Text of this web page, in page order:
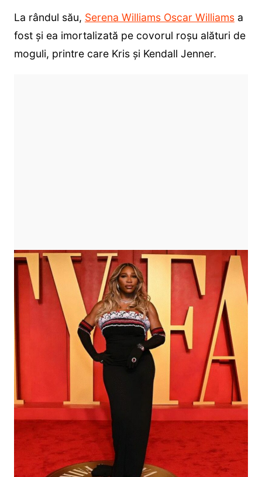
La rândul său, Serena Williams Oscar Williamsa
fost și ea imortalizată pe covorul roșu alături de
moguli, printre care Kris și Kendall Jenner.